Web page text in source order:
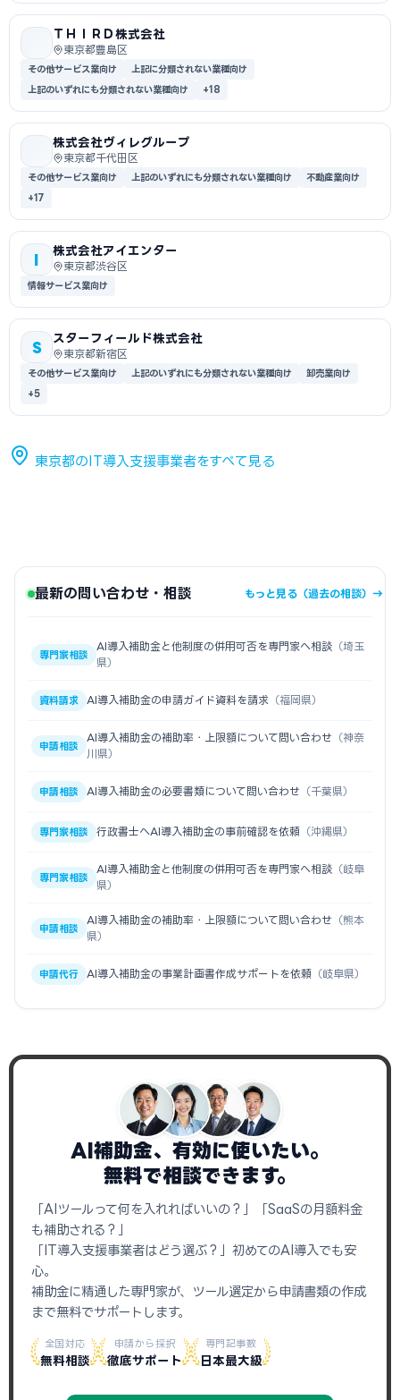
ＴＨＩＲＤ株式会社
東京都豊島区
その他サービス業向け
上記に分類されない業種向け
上記のいずれにも分類されない業種向け
+18
株式会社ヴィレグループ
東京都千代田区
その他サービス業向け 上記のいずれにも分類されない業種向け
不動産業向け
+17
I
株式会社アイエンター
東京都渋谷区
情報サービス業向け
S
スターフィールド株式会社
東京都新宿区
その他サービス業向け 上記のいずれにも分類されない業種向け
卸売業向け
+5
東京都のIT導入支援事業者をすべて見る
最新の問い合わせ・相談 もっと見る（過去の相談）→
専門家相談
AI導入補助金と他制度の併用可否を専門家へ相談 （埼玉
県）
資料請求 AI導入補助金の申請ガイド資料を請求 （福岡県）
申請相談
AI導入補助金の補助率・上限額について問い合わせ （神奈
川県）
申請相談 AI導入補助金の必要書類について問い合わせ （千葉県）
専門家相談 行政書士へAI導入補助金の事前確認を依頼 （沖縄県）
専門家相談
AI導入補助金と他制度の併用可否を専門家へ相談 （岐阜
県）
申請相談
AI導入補助金の補助率・上限額について問い合わせ （熊本
県）
申請代行 AI導入補助金の事業計画書作成サポートを依頼 （岐阜県）
AI補助金、有効に使いたい。
無料で相談できます。
「AIツールって何を入れればいいの？」「SaaSの月額料金
も補助される？」
「IT導入支援事業者はどう選ぶ？」初めてのAI導入でも安
心。
補助金に精通した専門家が、ツール選定から申請書類の作成
まで無料でサポートします。
全国対応
無料相談
申請から採択
徹底サポート
専門記事数
日本最大級